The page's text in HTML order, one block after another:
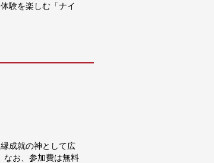
験を楽しむ「ナイ
成就の神として広
なお、参加費は無料